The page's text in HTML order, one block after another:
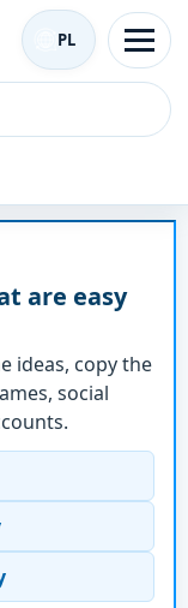
PL
are easy
ideas, copy the
social